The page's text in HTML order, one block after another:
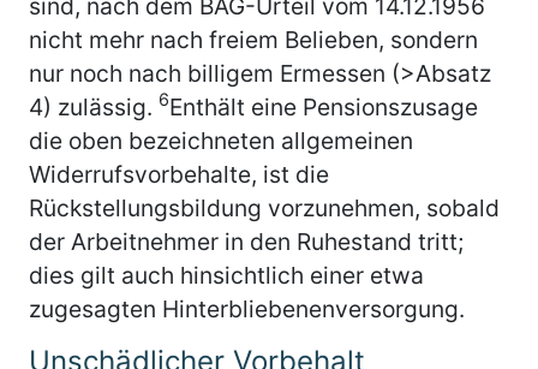
nicht mehr nach freiem Belieben, sondern
nur noch nach billigem Ermessen (>Absatz
4) zulässig. 6Enthält eine Pensionszusage
die oben bezeichneten allgemeinen
Widerrufsvorbehalte, ist die
Rückstellungsbildung vorzunehmen, sobald
der Arbeitnehmer in den Ruhestand tritt;
dies gilt auch hinsichtlich einer etwa
zugesagten Hinterbliebenenversorgung.
Unschädlicher Vorbehalt